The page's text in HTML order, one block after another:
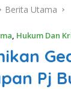
Berita Utama
, Hukum Dan
Pj